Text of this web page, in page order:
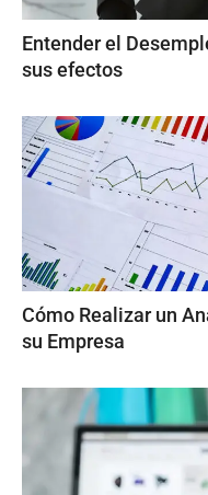
Entender el
sus efectos
Cómo Realizar un
su Empresa